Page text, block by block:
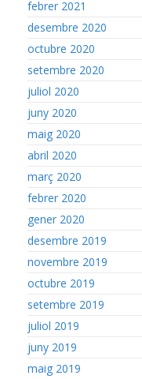
febrer 2021
desembre 2020
octubre 2020
setembre 2020
juliol 2020
juny 2020
maig 2020
abril 2020
març 2020
febrer 2020
gener 2020
desembre 2019
novembre 2019
octubre 2019
setembre 2019
juliol 2019
juny 2019
maig 2019